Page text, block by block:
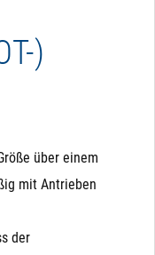
)
über einem
mit Antrieben
der